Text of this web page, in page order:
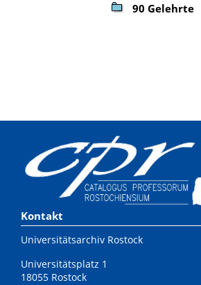
90 Gelehrte
Kontakt
Universitätsarchiv Rostock
Universitätsplatz 1
18055 Rostock